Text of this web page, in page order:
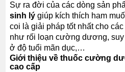
Sự ra đời của các dòng sản
sinh lýgiúp kích thích ham
coi là giải pháp tốt nhất cho
như rối loạn cường dương,
ở độ tuổi mãn dục,…
Giới thiệu về thuốc cường
cao cấp